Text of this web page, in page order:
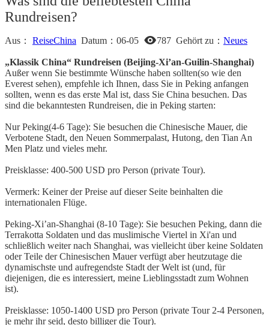
Rundreisen?
Aus： ReiseChina Datum： 06-05 787 Gehört zu： Neues
„Klassik China“ Rundreisen (Beijing-Xi’an-Guilin-Shanghai)
Außer wenn Sie bestimmte Wünsche haben sollten(so wie den
Everest sehen), empfehle ich Ihnen, dass Sie in Peking anfangen
sollten, wenn es das erste Mal ist, dass Sie China besuchen. Das
sind die bekanntesten Rundreisen, die in Peking starten:
Nur Peking(4-6 Tage): Sie besuchen die Chinesische Mauer, die
Verbotene Stadt, den Neuen Sommerpalast, Hutong, den Tian An
Men Platz und vieles mehr.
Preisklasse: 400-500 USD pro Person (private Tour).
Vermerk: Keiner der Preise auf dieser Seite beinhalten die
internationalen Flüge.
Peking-Xi’an-Shanghai (8-10 Tage): Sie besuchen Peking, dann die
Terrakotta Soldaten und das muslimische Viertel in Xi'an und
schließlich weiter nach Shanghai, was vielleicht über keine Soldaten
oder Teile der Chinesischen Mauer verfügt aber heutzutage die
dynamischste und aufregendste Stadt der Welt ist (und, für
diejenigen, die es interessiert, meine Lieblingsstadt zum Wohnen
ist).
Preisklasse: 1050-1400 USD pro Person (private Tour 2-4 Personen,
je mehr ihr seid, desto billiger die Tour).